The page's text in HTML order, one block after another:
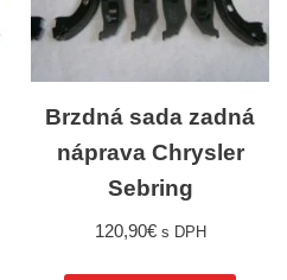
Brzdná sada zadná
náprava Chrysler
Sebring
120,90€ s DPH